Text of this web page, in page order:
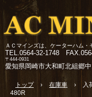
ＡＣマインズは、ケーターハム・
TEL.0564-32-1748
〒444-0931
愛知県岡崎市大和町北組郷
トップ › 在庫車 ›
入
480R